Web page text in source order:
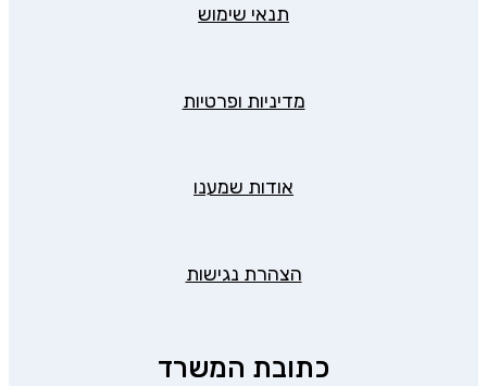
תנאי שימוש
מדיניות ופרטיות
אודות שמענו
הצהרת נגישות
כתובת המשרד